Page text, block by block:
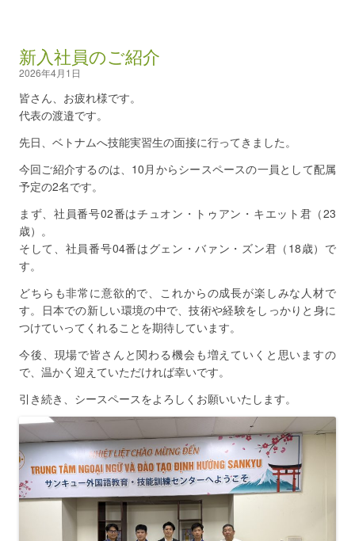
新入社員のご紹介
2026年4月1日
皆さん、お疲れ様です。
代表の渡邉です。
先日、ベトナムへ技能実習生の面接に行ってきました。
今回ご紹介するのは、10月からシースペースの一員として配属
予定の2名です。
まず、社員番号02番はチュオン・トゥアン・キエット君（23
歳）。
そして、社員番号04番はグェン・バァン・ズン君（18歳）で
す。
どちらも非常に意欲的で、これからの成長が楽しみな人材で
す。日本での新しい環境の中で、技術や経験をしっかりと身に
つけていってくれることを期待しています。
今後、現場で皆さんと関わる機会も増えていくと思いますの
で、温かく迎えていただければ幸いです。
引き続き、シースペースをよろしくお願いいたします。